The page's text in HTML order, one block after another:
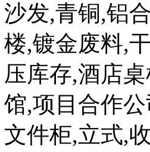
沙发,青铜,铝
楼,镀金废料,
压库存,酒店
馆,项目合作
文件柜,立式,